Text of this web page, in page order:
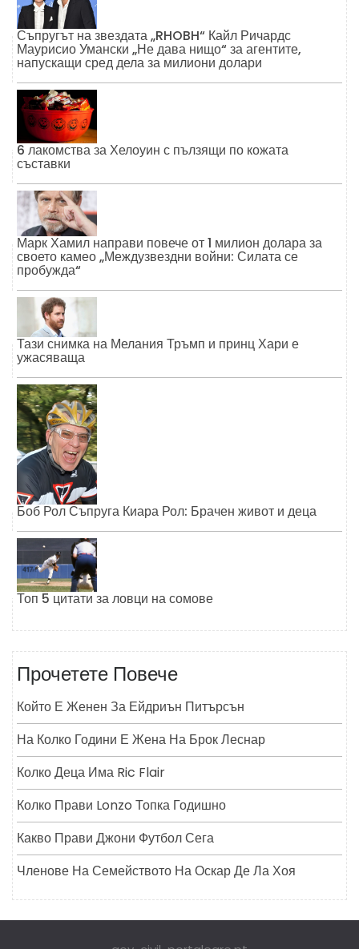
Съпругът на звездата „RHOBH“ Кайл Ричардс
Маурисио Умански „Не дава нищо“ за агентите,
напускащи сред дела за милиони долари
6 лакомства за Хелоуин с пълзящи по кожата
съставки
Марк Хамил направи повече от 1 милион долара за
своето камео „Междузвездни войни: Силата се
пробужда“
Тази снимка на Мелания Тръмп и принц Хари е
ужасяваща
Боб Рол Съпруга Киара Рол: Брачен живот и деца
Топ 5 цитати за ловци на сомове
Прочетете Повече
Който Е Женен За Ейдриън Питърсън
На Колко Години Е Жена На Брок Леснар
Колко Деца Има Ric Flair
Колко Прави Lonzo Топка Годишно
Какво Прави Джони Футбол Сега
Членове На Семейството На Оскар Де Ла Хоя